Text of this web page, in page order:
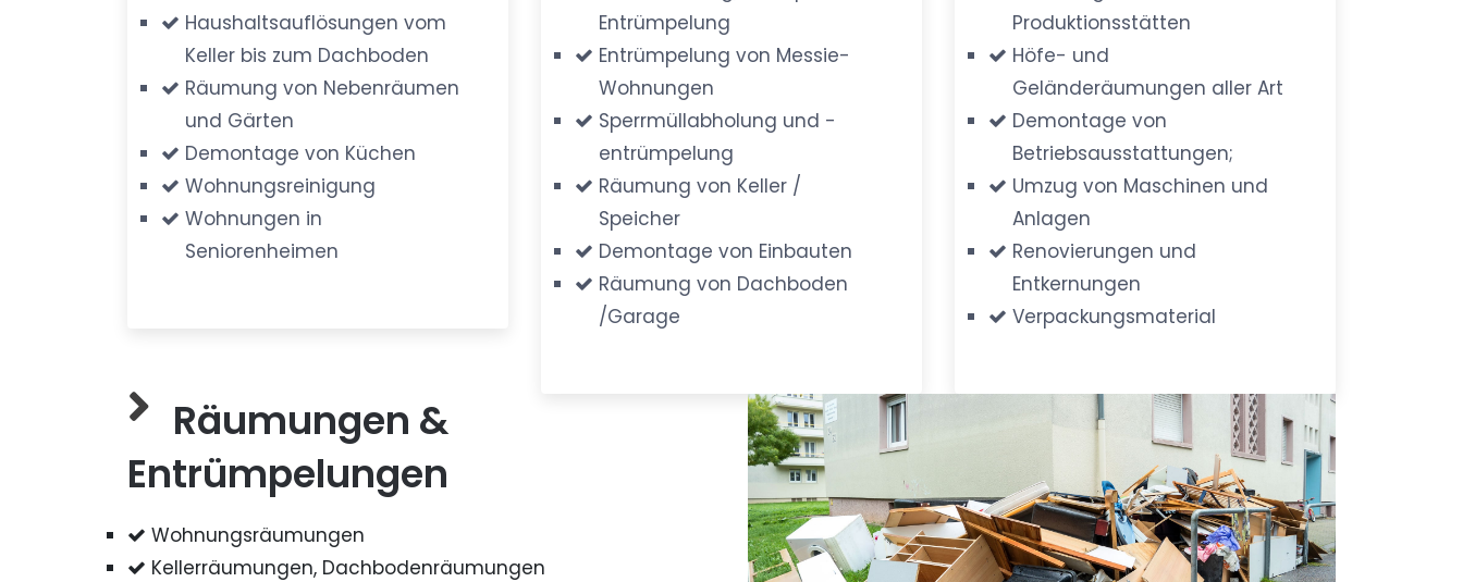
Haushaltsauflösungen vom
Keller bis zum Dachboden
Räumung von Nebenräumen
und Gärten
Demontage von Küchen
Wohnungsreinigung
Wohnungen in
Seniorenheimen
Entrümpelung
Entrümpelung von Messie-
Wohnungen
Sperrmüllabholung und -
entrümpelung
Räumung von Keller /
Speicher
Demontage von Einbauten
Räumung von Dachboden
/Garage
Produktionsstätten
Höfe- und
Geländeräumungen aller Art
Demontage von
Betriebsausstattungen;
Umzug von Maschinen und
Anlagen
Renovierungen und
Entkernungen
Verpackungsmaterial
Räumungen &
Entrümpelungen
Wohnungsräumungen
Kellerräumungen, Dachbodenräumungen